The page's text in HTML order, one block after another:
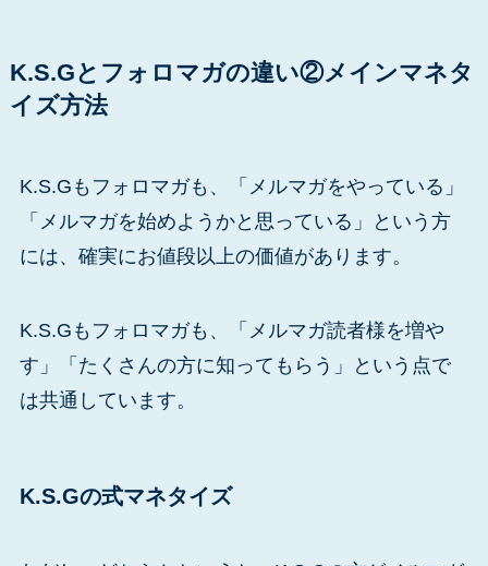
K.S.Gとフォロマガの違い②メインマネタ
イズ方法
K.S.Gもフォロマガも、「メルマガをやっている」
「メルマガを始めようかと思っている」という方
には、確実にお値段以上の価値があります。
K.S.Gもフォロマガも、「メルマガ読者様を増や
す」「たくさんの方に知ってもらう」という点で
は共通しています。
K.S.Gの式マネタイズ